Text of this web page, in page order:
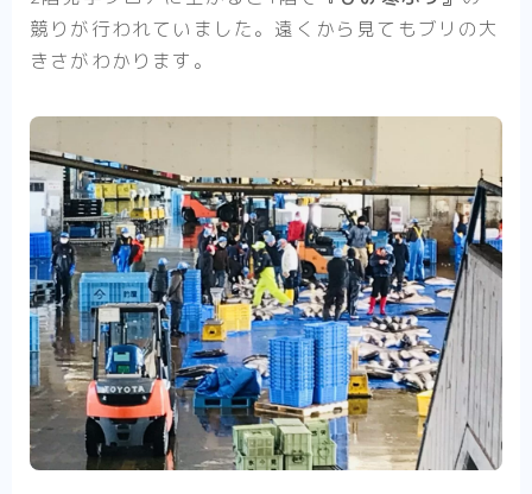
競りが行われていました。遠くから見てもブリの大
きさがわかります。